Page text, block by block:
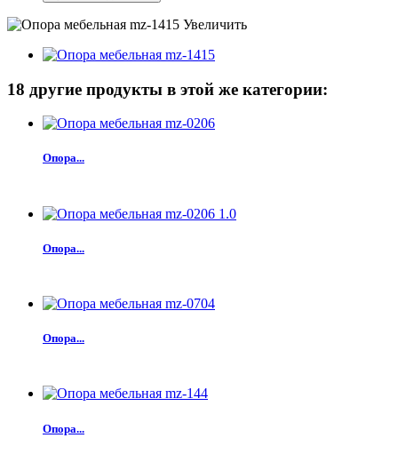
Увеличить
18 другие продукты в этой же категории:
Опора...
Опора...
Опора...
Опора...